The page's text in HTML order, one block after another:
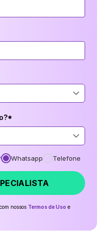
Whatsapp Telefone
nossos Termos de Uso e